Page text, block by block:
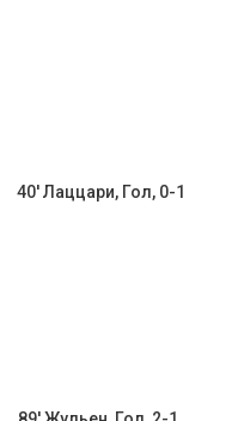
40' Лаццари, Гол, 0-1